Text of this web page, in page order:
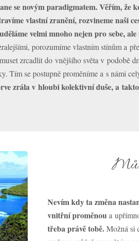
se novým paradigmatem.Věřím, že
vlastní zranění, rozvineme naši
velmi mnoho nejen pro sebe,
porozumíme vlastním stínům a
zrcadlit do vnějšího světa v podobě
Tím se postupně proměníme a s námi
zrála v hloubi kolektivní duše, a
Nevím kdy ta změna
vnitřní proměnou a
třeba právě tobě.Možná si